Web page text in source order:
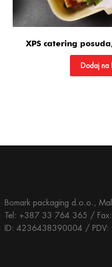
XPS catering
Dodaj na
Bomark packaging d.o.o.,
Tel: +387 33 764 365 /
ID: 4236438390004 /